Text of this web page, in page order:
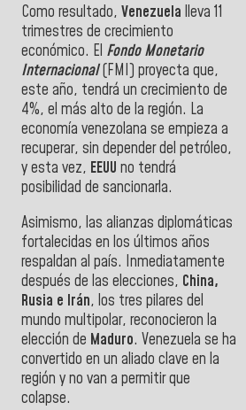
Como resultado, Venezuela lleva 11
trimestres de crecimiento
económico. El Fondo Monetario
Internacional(FMI) proyecta que,
este año, tendrá un crecimiento de
4%, el más alto de la región. La
economía venezolana se empieza a
recuperar, sin depender del petróleo,
y esta vez, EEUU no tendrá
posibilidad de sancionarla.
Asimismo, las alianzas diplomáticas
fortalecidas en los últimos años
respaldan al país. Inmediatamente
después de las elecciones, China,
Rusia e Irán, los tres pilares del
mundo multipolar, reconocieron la
elección de Maduro. Venezuela se ha
convertido en un aliado clave en la
región y no van a permitir que
colapse.